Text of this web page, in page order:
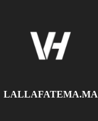
LALLAFATEMA.MA